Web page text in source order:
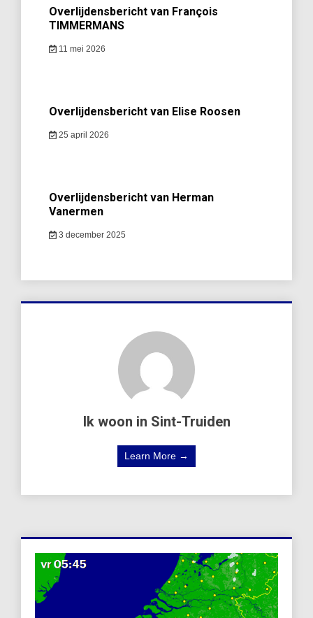
Overlijdensbericht van François
TIMMERMANS
11 mei 2026
Overlijdensbericht van Elise Roosen
25 april 2026
Overlijdensbericht van Herman
Vanermen
3 december 2025
Ik woon in Sint-Truiden
Learn More →